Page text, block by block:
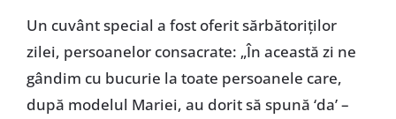
Un cuvânt special a fost oferit sărbătoriţilor
zilei, persoanelor consacrate: „În această zi ne
gândim cu bucurie la toate persoanele care,
după modelul Mariei, au dorit să spună ‘da’ –